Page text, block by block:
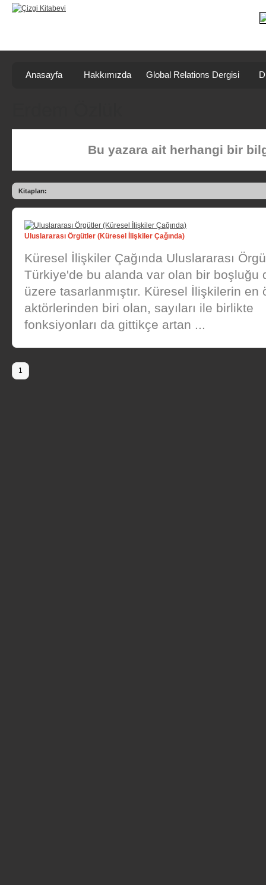
Anasayfa Hakkımızda Global Relations Dergisi
Bu yazara ait herhangi bir
Kitapları:
Uluslararası Örgütler (Küresel İlişkiler Çağında)
Küresel İlişkiler Çağında Uluslararası
Türkiye'de bu alanda var olan bir boşluğu
üzere tasarlanmıştır. Küresel İlişkilerin en
aktörlerinden biri olan, sayıları ile birlikte
fonksiyonları da gittikçe artan ...
1